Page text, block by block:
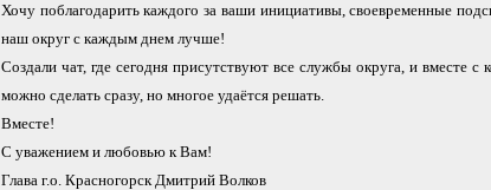
Хочу поблагодарить каждого за ваши инициативы, своевременные
наш округ с каждым днем лучше!
Создали чат, где сегодня присутствуют все службы округа, и вместе
можно сделать сразу, но многое удаётся решать.
Вместе!
С уважением и любовью к Вам!
Глава г.о. Красногорск Дмитрий Волков